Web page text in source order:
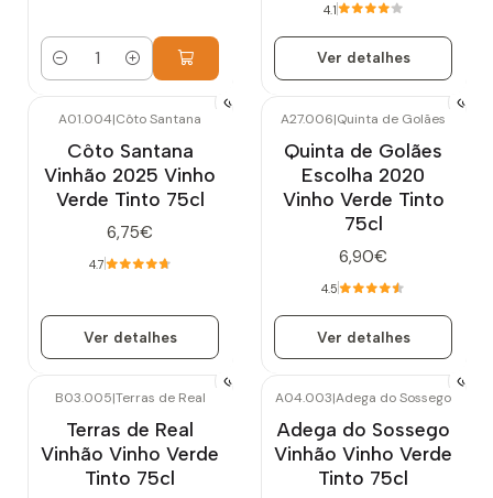
Quantidade
4.1
Ver detalhes
A01.004|Côto Santana
Côto Santana
Vinhão 2025 Vinho
Verde Tinto 75cl
6,75€
4.7
Ver detalhes
A27.006|Quinta de Golães
Quinta de Golães
Escolha 2020
Vinho Verde Tinto
75cl
6,90€
4.5
Ver detalhes
B03.005|Terras de Real
Terras de Real
Vinhão Vinho Verde
Tinto 75cl
A04.003|Adega do Sossego
Adega do Sossego
Vinhão Vinho Verde
Tinto 75cl